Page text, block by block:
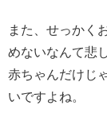
また、せっかく
めないなんて悲
赤ちゃんだけじ
いですよね。